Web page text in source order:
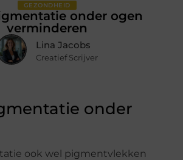
GEZONDHEID
onder ogen
verminderen
Lina Jacobs
Creatief Scrijver
onder
ook wel pigmentvlekken